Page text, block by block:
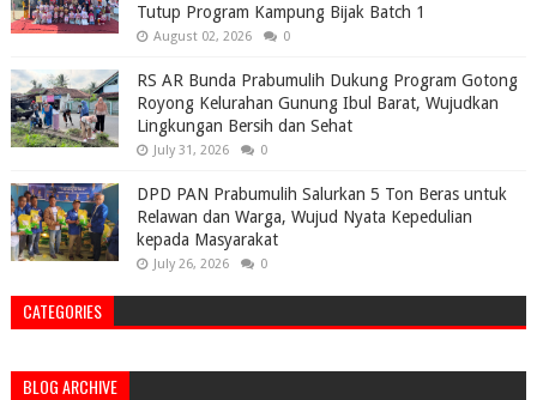
Tutup Program Kampung Bijak Batch 1
August 02, 2026 0
RS AR Bunda Prabumulih Dukung Program Gotong
Royong Kelurahan Gunung Ibul Barat, Wujudkan
Lingkungan Bersih dan Sehat
July 31, 2026 0
DPD PAN Prabumulih Salurkan 5 Ton Beras untuk
Relawan dan Warga, Wujud Nyata Kepedulian
kepada Masyarakat
July 26, 2026 0
CATEGORIES
BLOG ARCHIVE